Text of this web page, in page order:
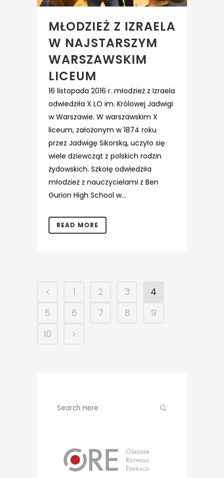
MŁODZIEŻ Z IZRAELA
W NAJSTARSZYM
WARSZAWSKIM
LICEUM
16 listopada 2016 r. młodzież z Izraela
odwiedziła X LO im. Królowej Jadwigi
w Warszawie. W warszawskim X
liceum, założonym w 1874 roku
przez Jadwigę Sikorską, uczyło się
wiele dziewcząt z polskich rodzin
żydowskich. Szkołę odwiedziła
młodzież z nauczycielami z Ben
Gurion High School w...
READ MORE
1 2 3
4
5
6 7 8
9
10